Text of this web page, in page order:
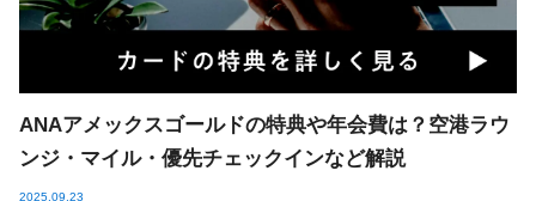
ANAアメックスゴールドの特典や年会費は？空港ラウ
ンジ・マイル・優先チェックインなど解説
2025.09.23